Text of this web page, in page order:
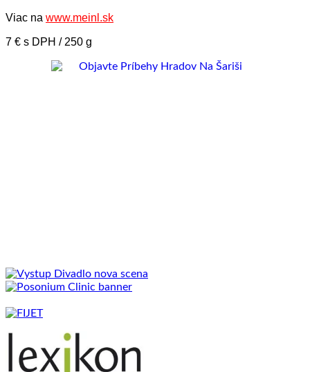
Viac na www.meinl.sk
7 € s DPH / 250 g